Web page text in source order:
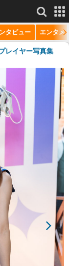
もっと見る
タビュー エンタメ
レイヤー写真集